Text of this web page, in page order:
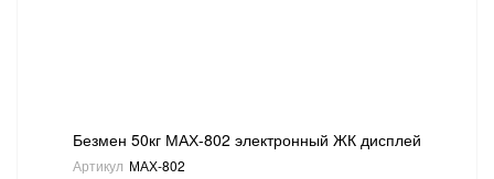
Безмен 50кг МАХ-802 электронный ЖК дисплей
Артикул МАХ-802